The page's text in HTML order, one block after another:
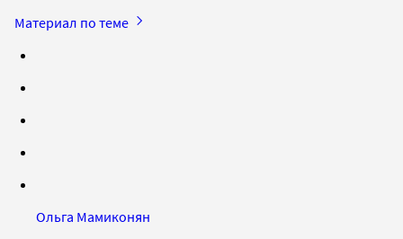
Материал по теме
Ольга Мамиконян